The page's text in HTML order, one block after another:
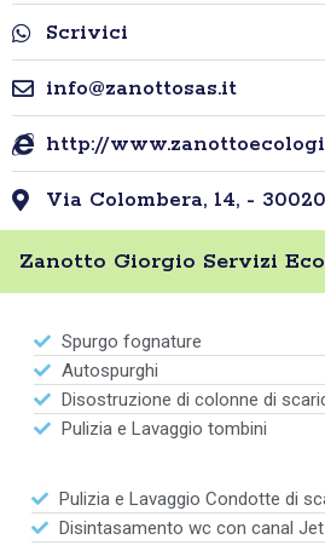
Scrivici
info@zanottosas.it
http://
Via Colombera, 14, -
Zanotto Giorgio Servizi
Spurgo fognature
Autospurghi
Disostruzione di colonne di
Pulizia e Lavaggio tombini
Pulizia e Lavaggio Condotte di
Disintasamento wc con canal Jet